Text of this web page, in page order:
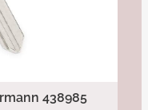
438985